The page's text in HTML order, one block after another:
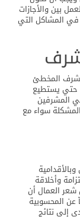
بين والأجازات
في المشاكل التي
المخطئ
حتي يستطيع
المشرفين
سواء مع
وأخلاقة
العمال أن
عن المحسوبية
إلي نتائج